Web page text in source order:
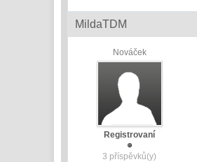
MildaTDM
Nováček
Registrovaní
3 příspěvků(y)